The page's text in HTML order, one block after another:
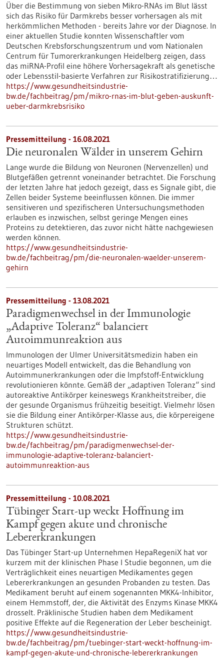
Über die Bestimmung von sieben Mikro-RNAs im Blut lässt
sich das Risiko für Darmkrebs besser vorhersagen als mit
herkömmlichen Methoden - bereits Jahre vor der Diagnose. In
einer aktuellen Studie konnten Wissenschaftler vom
Deutschen Krebsforschungszentrum und vom Nationalen
Centrum für Tumorerkrankungen Heidelberg zeigen, dass
das miRNA-Profil eine höhere Vorhersagekraft als genetische
oder Lebensstil-basierte Verfahren zur Risikostratifizierung…
https://www.gesundheitsindustrie-
bw.de/fachbeitrag/pm/mikro-rnas-im-blut-geben-auskunft-
ueber-darmkrebsrisiko
Pressemitteilung - 16.08.2021
Die neuronalen Wälder in unserem Gehirn
Lange wurde die Bildung von Neuronen (Nervenzellen) und
Blutgefäßen getrennt voneinander betrachtet. Die Forschung
der letzten Jahre hat jedoch gezeigt, dass es Signale gibt, die
Zellen beider Systeme beeinflussen können. Die immer
sensitiveren und spezifischeren Untersuchungsmethoden
erlauben es inzwischen, selbst geringe Mengen eines
Proteins zu detektieren, das zuvor nicht hätte nachgewiesen
werden können.
https://www.gesundheitsindustrie-
bw.de/fachbeitrag/pm/die-neuronalen-waelder-unserem-
gehirn
Pressemitteilung - 13.08.2021
Paradigmenwechsel in der Immunologie
„Adaptive Toleranz“ balanciert
Autoimmunreaktion aus
Immunologen der Ulmer Universitätsmedizin haben ein
neuartiges Modell entwickelt, das die Behandlung von
Autoimmunerkrankungen oder die Impfstoff-Entwicklung
revolutionieren könnte. Gemäß der „adaptiven Toleranz“ sind
autoreaktive Antikörper keineswegs Krankheitstreiber, die
der gesunde Organismus frühzeitig beseitigt. Vielmehr lösen
sie die Bildung einer Antikörper-Klasse aus, die körpereigene
Strukturen schützt.
https://www.gesundheitsindustrie-
bw.de/fachbeitrag/pm/paradigmenwechsel-der-
immunologie-adaptive-toleranz-balanciert-
autoimmunreaktion-aus
Pressemitteilung - 10.08.2021
Tübinger Start-up weckt Hoffnung im
Kampf gegen akute und chronische
Lebererkrankungen
Das Tübinger Start-up Unternehmen HepaRegeniX hat vor
kurzem mit der klinischen Phase I Studie begonnen, um die
Verträglichkeit eines neuartigen Medikamentes gegen
Lebererkrankungen an gesunden Probanden zu testen. Das
Medikament beruht auf einem sogenannten MKK4-Inhibitor,
einem Hemmstoff, der, die Aktivität des Enzyms Kinase MKK4
drosselt. Präklinische Studien haben dem Medikament
positive Effekte auf die Regeneration der Leber bescheinigt.
https://www.gesundheitsindustrie-
bw.de/fachbeitrag/pm/tuebinger-start-weckt-hoffnung-im-
kampf-gegen-akute-und-chronische-lebererkrankungen